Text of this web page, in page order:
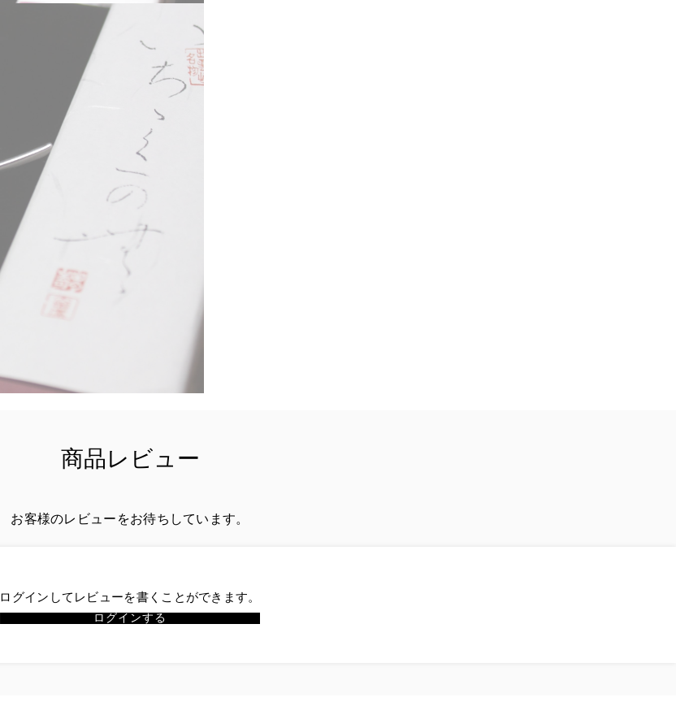
商品レビュー
お客様のレビューをお待ちしています。
ログインしてレビューを書くことができます。
ログインする